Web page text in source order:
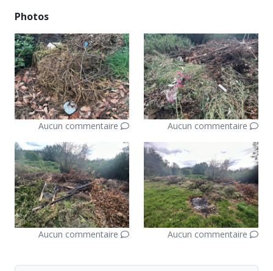
Photos
Aucun commentaire Aucun commentaire
Aucun commentaire Aucun commentaire